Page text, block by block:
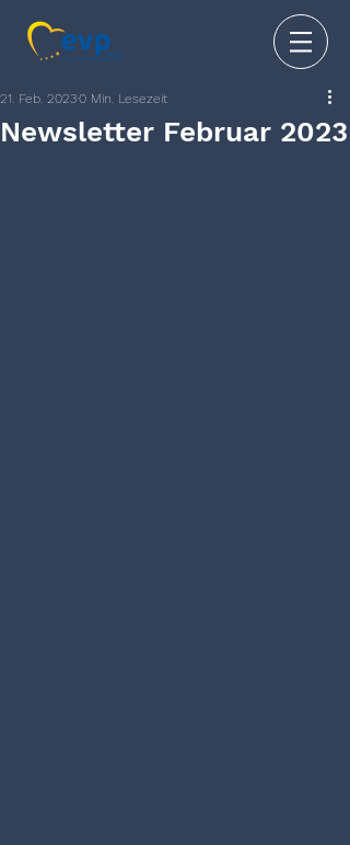
Newsletter Februar 2023
21. Feb. 20230 Min. Lesezeit